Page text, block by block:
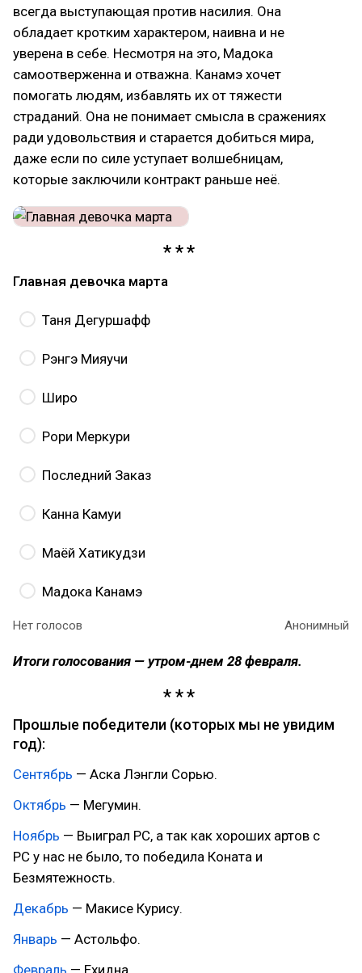
всегда выступающая против насилия. Она
обладает кротким характером, наивна и не
уверена в себе. Несмотря на это, Мадока
самоотверженна и отважна. Канамэ хочет
помогать людям, избавлять их от тяжести
страданий. Она не понимает смысла в сражениях
ради удовольствия и старается добиться мира,
даже если по силе уступает волшебницам,
которые заключили контракт раньше неё.
Главная девочка марта
Таня Дегуршафф
Рэнгэ Мияучи
Широ
Рори Меркури
Последний Заказ
Канна Камуи
Маёй Хатикудзи
Мадока Канамэ
Нет голосов Анонимный
Итоги голосования — утром-днем 28 февраля.
Прошлые победители (которых мы не увидим
год):
Сентябрь — Аска Лэнгли Сорью.
Октябрь — Мегумин.
Ноябрь — Выиграл PC, а так как хороших артов с
PC у нас не было, то победила Коната и
Безмятежность.
Декабрь — Макисе Курису.
Январь — Астольфо.
Февраль — Ехидна.